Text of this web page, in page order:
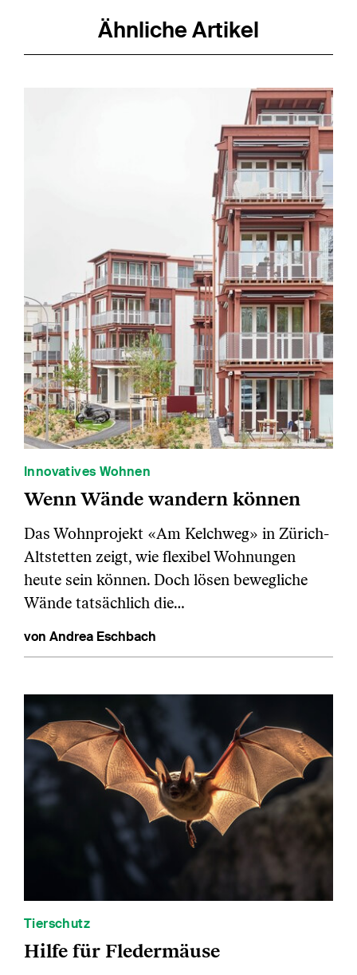
Ähnliche Artikel
Innovatives Wohnen
Wenn Wände wandern können
Das Wohnprojekt «Am Kelchweg» in Zürich-
Altstetten zeigt, wie flexibel Wohnungen
heute sein können. Doch lösen bewegliche
Wände tatsächlich die…
von Andrea Eschbach
Tierschutz
Hilfe für Fledermäuse